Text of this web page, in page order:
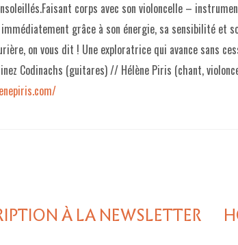
corps avec son violoncelle –
grâce à son énergie, sa sensibilité et
on vous dit ! Une exploratrice qui avance sans
Codinachs (guitares) // Hélène Piris (chant,
À LA NEWSLETTER